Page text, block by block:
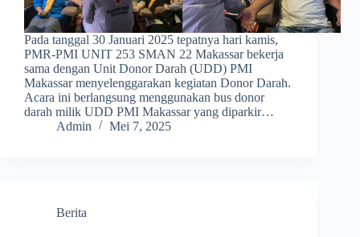
Pada tanggal 30 Januari 2025 tepatnya hari kamis,
PMR-PMI UNIT 253 SMAN 22 Makassar bekerja
sama dengan Unit Donor Darah (UDD) PMI
Makassar menyelenggarakan kegiatan Donor Darah.
Acara ini berlangsung menggunakan bus donor
darah milik UDD PMI Makassar yang diparkir…
Admin
Mei 7, 2025
Berita